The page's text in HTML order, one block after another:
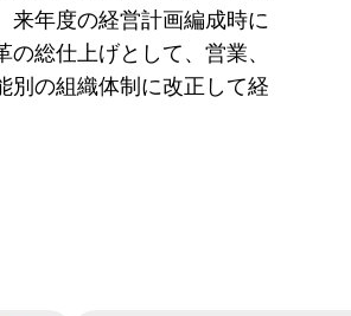
来年度の経営計画編成時に
総仕上げとして、営業、
別の組織体制に改正して経